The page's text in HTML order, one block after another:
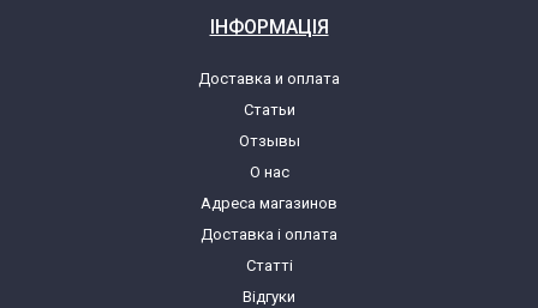
ІНФОРМАЦІЯ
Доставка и оплата
Статьи
Отзывы
О нас
Адреса магазинов
Доставка і оплата
Статті
Відгуки